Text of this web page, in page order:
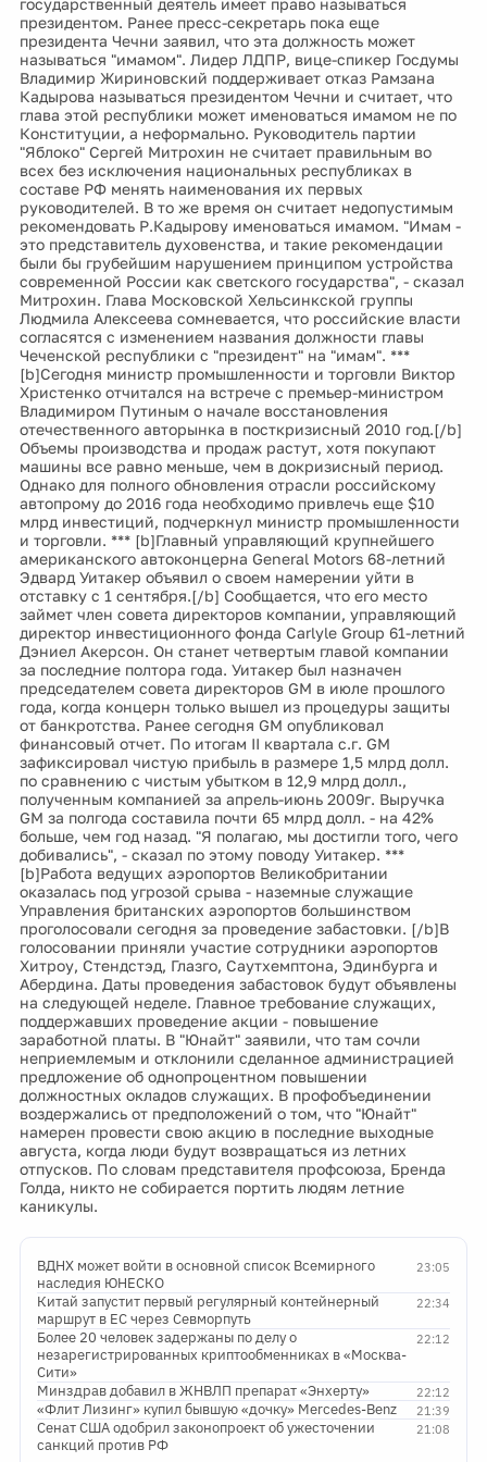
президентом. Ранее пресс-секретарь пока еще
президента Чечни заявил, что эта должность может
называться "имамом". Лидер ЛДПР, вице-спикер Госдумы
Владимир Жириновский поддерживает отказ Рамзана
Кадырова называться президентом Чечни и считает, что
глава этой республики может именоваться имамом не по
Конституции, а неформально. Руководитель партии
"Яблоко" Сергей Митрохин не считает правильным во
всех без исключения национальных республиках в
составе РФ менять наименования их первых
руководителей. В то же время он считает недопустимым
рекомендовать Р.Кадырову именоваться имамом. "Имам -
это представитель духовенства, и такие рекомендации
были бы грубейшим нарушением принципом устройства
современной России как светского государства", - сказал
Митрохин. Глава Московской Хельсинкской группы
Людмила Алексеева сомневается, что российские власти
согласятся с изменением названия должности главы
Чеченской республики с "президент" на "имам". ***
[b]Сегодня министр промышленности и торговли Виктор
Христенко отчитался на встрече с премьер-министром
Владимиром Путиным о начале восстановления
отечественного авторынка в посткризисный 2010 год.[/b]
Объемы производства и продаж растут, хотя покупают
машины все равно меньше, чем в докризисный период.
Однако для полного обновления отрасли российскому
автопрому до 2016 года необходимо привлечь еще $10
млрд инвестиций, подчеркнул министр промышленности
и торговли. *** [b]Главный управляющий крупнейшего
американского автоконцерна General Motors 68-летний
Эдвард Уитакер объявил о своем намерении уйти в
отставку с 1 сентября.[/b] Сообщается, что его место
займет член совета директоров компании, управляющий
директор инвестиционного фонда Carlyle Group 61-летний
Дэниел Акерсон. Он станет четвертым главой компании
за последние полтора года. Уитакер был назначен
председателем совета директоров GM в июле прошлого
года, когда концерн только вышел из процедуры защиты
от банкротства. Ранее сегодня GM опубликовал
финансовый отчет. По итогам II квартала с.г. GM
зафиксировал чистую прибыль в размере 1,5 млрд долл.
по сравнению с чистым убытком в 12,9 млрд долл.,
полученным компанией за апрель-июнь 2009г. Выручка
GM за полгода составила почти 65 млрд долл. - на 42%
больше, чем год назад. "Я полагаю, мы достигли того, чего
добивались", - сказал по этому поводу Уитакер. ***
[b]Работа ведущих аэропортов Великобритании
оказалась под угрозой срыва - наземные служащие
Управления британских аэропортов большинством
проголосовали сегодня за проведение забастовки. [/b]В
голосовании приняли участие сотрудники аэропортов
Хитроу, Стендстэд, Глазго, Саутхемптона, Эдинбурга и
Абердина. Даты проведения забастовок будут объявлены
на следующей неделе. Главное требование служащих,
поддержавших проведение акции - повышение
заработной платы. В "Юнайт" заявили, что там сочли
неприемлемым и отклонили сделанное администрацией
предложение об однопроцентном повышении
должностных окладов служащих. В профобъединении
воздержались от предположений о том, что "Юнайт"
намерен провести свою акцию в последние выходные
августа, когда люди будут возвращаться из летних
отпусков. По словам представителя профсоюза, Бренда
Голда, никто не собирается портить людям летние
каникулы.
23:05
ВДНХ может войти в основной список Всемирного
наследия ЮНЕСКО
22:34
Китай запустит первый регулярный контейнерный
маршрут в ЕС через Севморпуть
22:12
Более 20 человек задержаны по делу о
незарегистрированных криптообменниках в «Москва-
Сити»
22:12
Минздрав добавил в ЖНВЛП препарат «Энхерту»
21:39
«Флит Лизинг» купил бывшую «дочку» Mercedes-Benz
21:08
Сенат США одобрил законопроект об ужесточении
санкций против РФ